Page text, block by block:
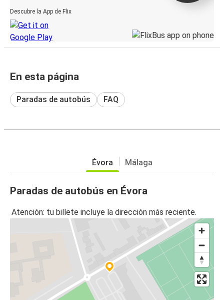
Descubre la App de Flix
En esta página
Paradas de autobús FAQ
Évora Málaga
Paradas de autobús en Évora
Atención: tu billete incluye la dirección más reciente.